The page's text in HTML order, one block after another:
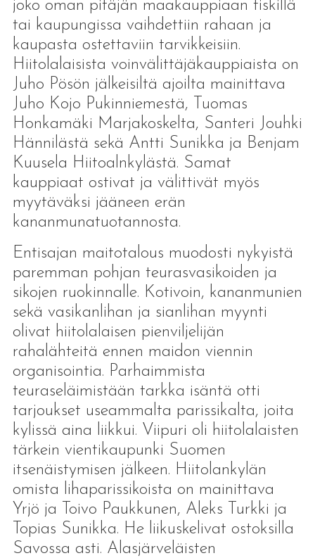
joko oman pitäjän maakauppiaan tiskillä
tai kaupungissa vaihdettiin rahaan ja
kaupasta ostettaviin tarvikkeisiin.
Hiitolalaisista voinvälittäjäkauppiaista on
Juho Pösön jälkeisiltä ajoilta mainittava
Juho Kojo Pukinniemestä, Tuomas
Honkamäki Marjakoskelta, Santeri Jouhki
Hännilästä sekä Antti Sunikka ja Benjam
Kuusela Hiitoalnkylästä. Samat
kauppiaat ostivat ja välittivät myös
myytäväksi jääneen erän
kananmunatuotannosta.
Entisajan maitotalous muodosti nykyistä
paremman pohjan teurasvasikoiden ja
sikojen ruokinnalle. Kotivoin, kananmunien
sekä vasikanlihan ja sianlihan myynti
olivat hiitolalaisen pienviljelijän
rahalähteitä ennen maidon viennin
organisointia. Parhaimmista
teuraseläimistään tarkka isäntä otti
tarjoukset useammalta parissikalta, joita
kylissä aina liikkui. Viipuri oli hiitolalaisten
tärkein vientikaupunki Suomen
itsenäistymisen jälkeen. Hiitolankylän
omista lihaparissikoista on mainittava
Yrjö ja Toivo Paukkunen, Aleks Turkki ja
Topias Sunikka. He liikuskelivat ostoksilla
Savossa asti. Alasjärveläisten